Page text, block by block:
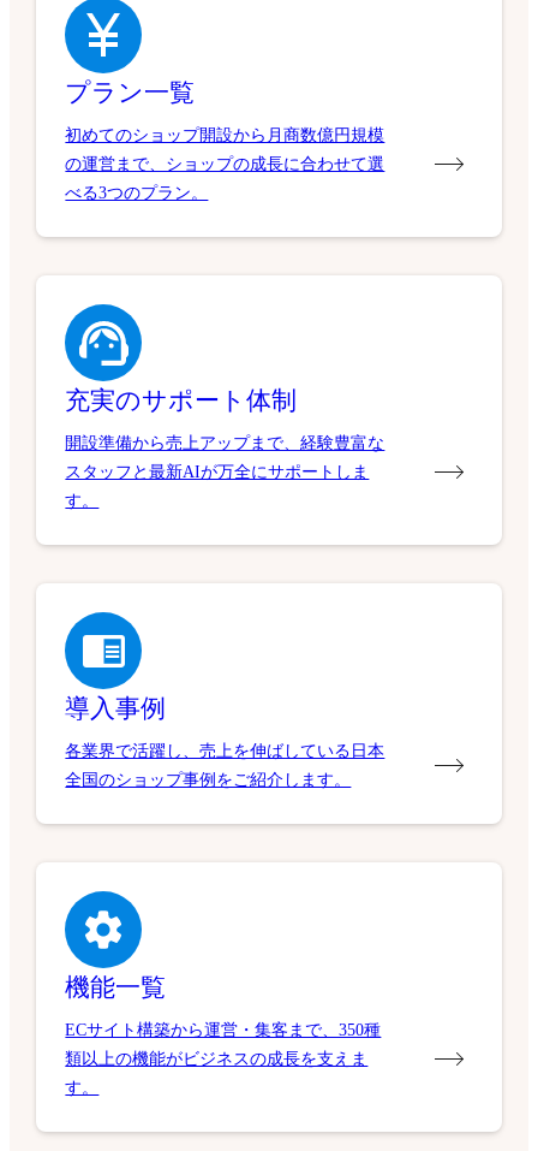
プラン一覧
初めてのショップ開設から月商数億円規模
の運営まで、ショップの成長に合わせて選
べる3つのプラン。
充実のサポート体制
開設準備から売上アップまで、経験豊富な
スタッフと最新AIが万全にサポートしま
す。
導入事例
各業界で活躍し、売上を伸ばしている日本
全国のショップ事例をご紹介します。
機能一覧
ECサイト構築から運営・集客まで、350種
類以上の機能がビジネスの成長を支えま
す。